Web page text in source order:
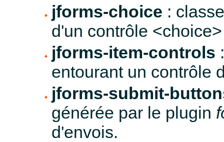
jforms-choice :
d'un contrôle <choice>
jforms-item-controls
entourant un contrôle
jforms-submit-
générée par le plugin
d'envois.